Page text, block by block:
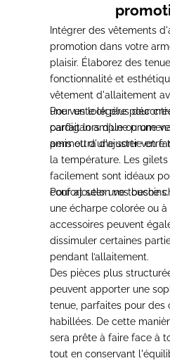
Intégrer des vêtements
promotion dans votre
plaisir. Élaborez des
fonctionnalité et
vêtement d'allaitement
une veste légèrepour
parfait lors d'une
amis ou d'une sortie en
Pour un look plus
cardigan ample ou une
permettra d'ajuster votre
la température. Les
facilement sont idéaux
confort selon vos besoins.
Pour ajouter une touche
une écharpe colorée ou
accessoires peuvent
dissimuler certaines
pendant l’allaitement.
Des pièces plus
peuvent apporter une
tenue , parfaites pour
habillées. De cette
sera prête à faire face à
tout en conservant